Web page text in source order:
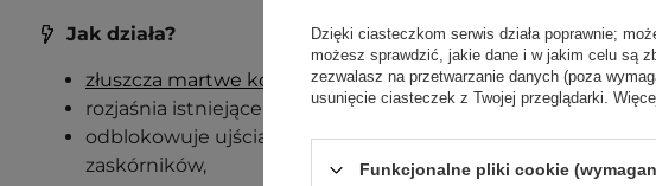
Jak działa?
złuszcza martwe komórki naskórka,
rozjaśnia istniejące przebarwienia i ogranicza powstawanie
odblokowuje ujścia gruczołów łojowych, zmniejsza
zaskórników,
Dzięki ciasteczkom serwis działa poprawnie;
możesz sprawdzić, jakie dane i w jakim celu są
zezwalasz na przetwarzanie danych (poza
usunięcie ciasteczek z Twojej przeglądarki.
Funkcjonalne pliki cookie